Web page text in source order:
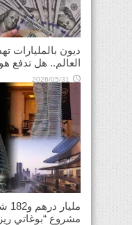
ديون بالمليارات
العالم.. هل تدفع
2026/05/31
مشروع “بوغاتي